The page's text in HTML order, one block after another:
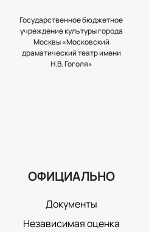
Государственное бюджетное
учреждение культуры города
Москвы «Московский
драматический театр имени
Н.В. Гоголя»
ОФИЦИАЛЬНО
Документы
Независимая оценка